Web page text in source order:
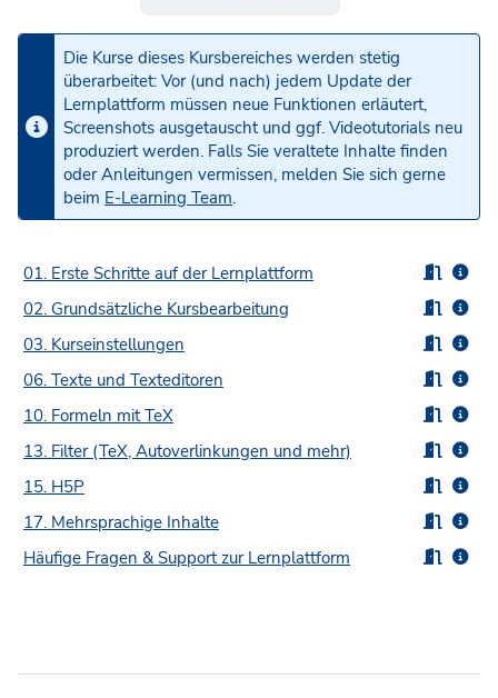
Die Kurse dieses Kursbereiches werden stetig
überarbeitet: Vor (und nach) jedem Update der
Lernplattform müssen neue Funktionen erläutert,
Screenshots ausgetauscht und ggf. Videotutorials neu
produziert werden. Falls Sie veraltete Inhalte finden
oder Anleitungen vermissen, melden Sie sich gerne
beim E-Learning Team.
01. Erste Schritte auf der Lernplattform
02. Grundsätzliche Kursbearbeitung
03. Kurseinstellungen
06. Texte und Texteditoren
10. Formeln mit TeX
13. Filter (TeX, Autoverlinkungen und mehr)
15. H5P
17. Mehrsprachige Inhalte
Häufige Fragen & Support zur Lernplattform